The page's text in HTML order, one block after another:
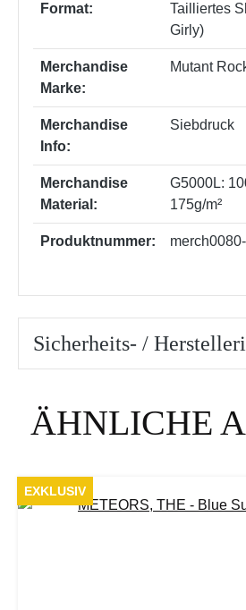
Format:
Tailliertes
Girly)
Merchandise
Marke:
Mutant
Merchandise
Info:
Siebdruck
Merchandise
Material:
G5000L:
175g/m²
Produktnummer:
Sicherheits- /
ÄHNLICHE
EXKLUSIV